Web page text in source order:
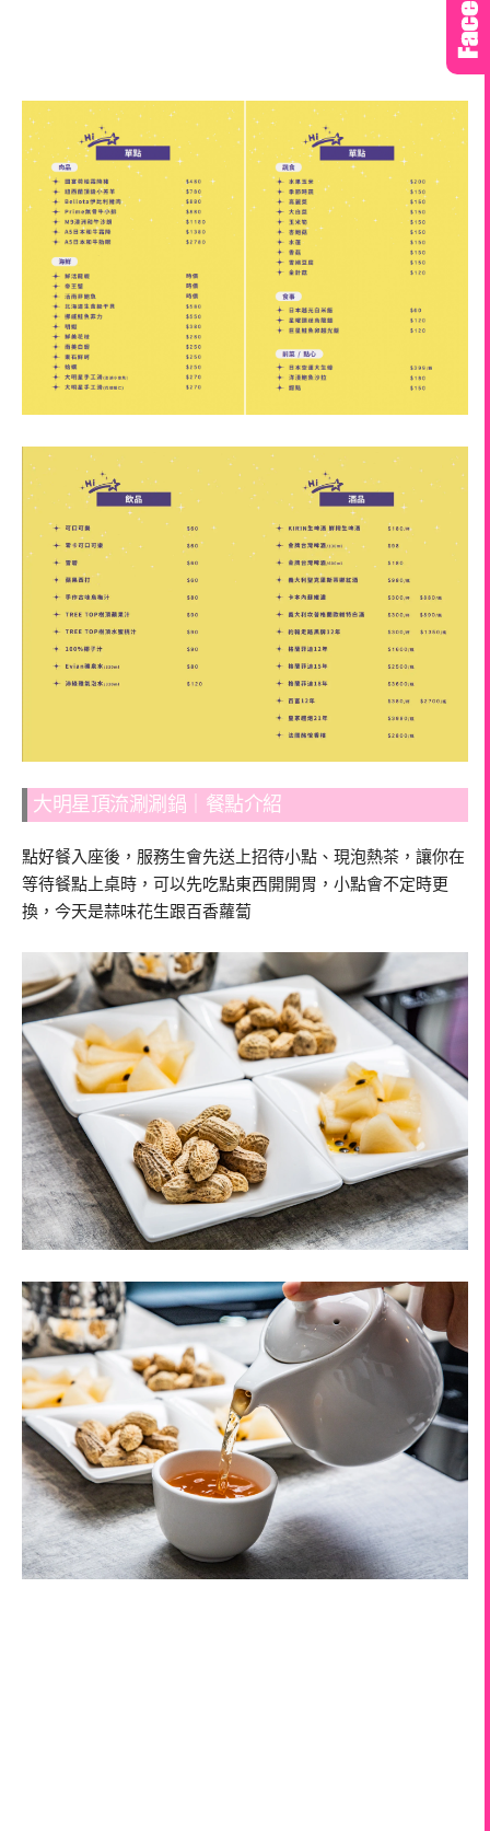
大明星頂流涮涮鍋｜餐點介紹
點好餐入座後，服務生會先送上招待小點、現泡熱茶，讓你在
等待餐點上桌時，可以先吃點東西開開胃，小點會不定時更
換，今天是蒜味花生跟百香蘿蔔